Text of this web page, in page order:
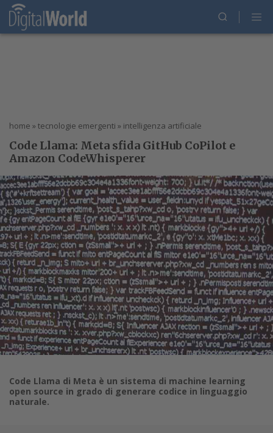
home » tecnologie emergenti » intelligenza artificiale
Code Llama: Meta sfida GitHub CoPilot e
Amazon CodeWhisperer
Code Llama di Meta è un sistema di machine learning
open source in grado di generare codice in linguaggio
naturale.